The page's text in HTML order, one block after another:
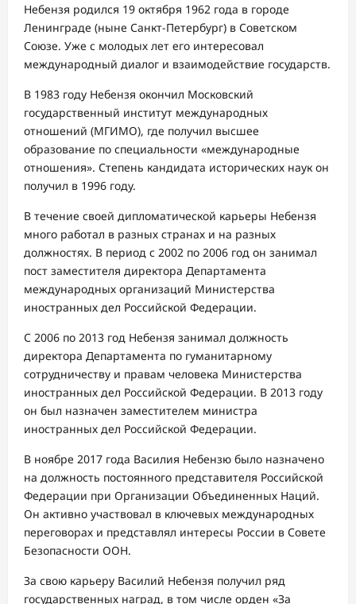
Небензя родился 19 октября 1962 года в городе
Ленинграде (ныне Санкт-Петербург) в Советском
Союзе. Уже с молодых лет его интересовал
международный диалог и взаимодействие государств.
В 1983 году Небензя окончил Московский
государственный институт международных
отношений (МГИМО), где получил высшее
образование по специальности «международные
отношения». Степень кандидата исторических наук он
получил в 1996 году.
В течение своей дипломатической карьеры Небензя
много работал в разных странах и на разных
должностях. В период с 2002 по 2006 год он занимал
пост заместителя директора Департамента
международных организаций Министерства
иностранных дел Российской Федерации.
С 2006 по 2013 год Небензя занимал должность
директора Департамента по гуманитарному
сотрудничеству и правам человека Министерства
иностранных дел Российской Федерации. В 2013 году
он был назначен заместителем министра
иностранных дел Российской Федерации.
В ноябре 2017 года Василия Небензю было назначено
на должность постоянного представителя Российской
Федерации при Организации Объединенных Наций.
Он активно участвовал в ключевых международных
переговорах и представлял интересы России в Совете
Безопасности ООН.
За свою карьеру Василий Небензя получил ряд
государственных наград, в том числе орден «За